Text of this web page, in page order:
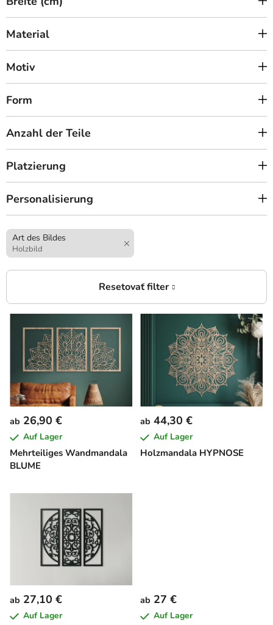
Material
Motiv
Form
Anzahl der Teile
Platzierung
Personalisierung
Art des Bildes
Holzbild
L
e
d
e
r
P
r
d
Mehrteiliges Wandmandala
BLUME
ab 26,90 €
Auf Lager
Holzmandala HYPNOSE
ab 44,30 €
Auf Lager
ab 27,10 €
Auf Lager
ab 27 €
Auf Lager